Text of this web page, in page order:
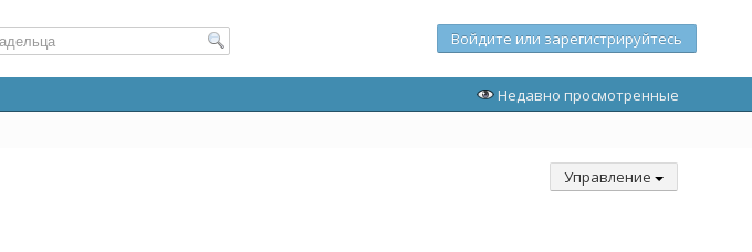
Войдите или зарегистрируйтесь
Недавно просмотренные
Управление